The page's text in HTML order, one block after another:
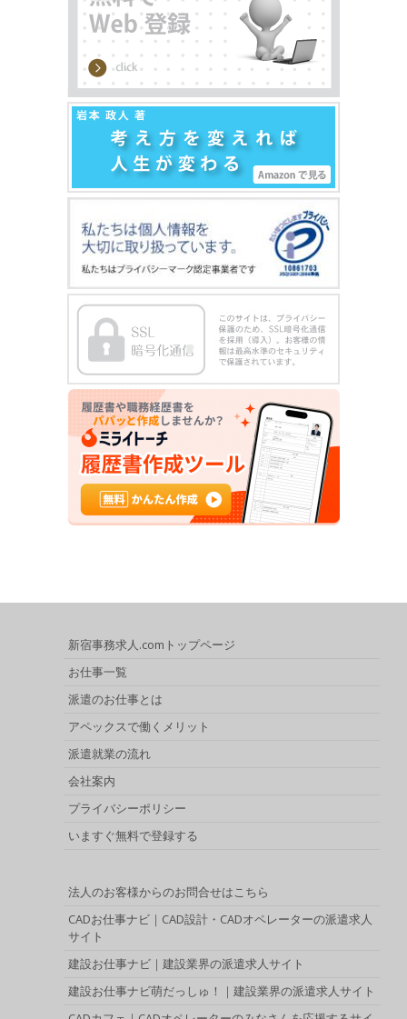
新宿事務求人.comトップページ
お仕事一覧
派遣のお仕事とは
アペックスで働くメリット
派遣就業の流れ
会社案内
プライバシーポリシー
いますぐ無料で登録する
法人のお客様からのお問合せはこちら
CADお仕事ナビ｜CAD設計・CADオペレーターの派遣求人
サイト
建設お仕事ナビ｜建設業界の派遣求人サイト
建設お仕事ナビ萌だっしゅ！｜建設業界の派遣求人サイト